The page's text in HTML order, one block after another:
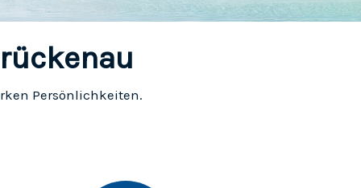
Persönlichkeiten.